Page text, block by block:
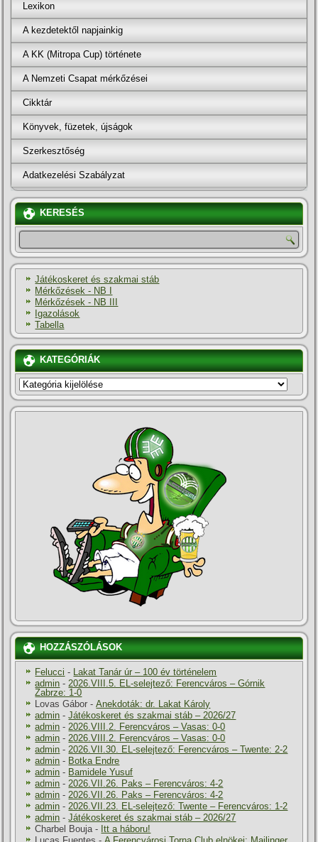
Lexikon
A kezdetektől napjainkig
A KK (Mitropa Cup) története
A Nemzeti Csapat mérkőzései
Cikktár
Könyvek, füzetek, újságok
Szerkesztőség
Adatkezelési Szabályzat
KERESÉS
Játékoskeret és szakmai stáb
Mérkőzések - NB I
Mérkőzések - NB III
Igazolások
Tabella
KATEGÓRIÁK
KATEGÓRIÁK
HOZZÁSZÓLÁSOK
Felucci - Lakat Tanár úr – 100 év történelem
admin -2026.VIII.5. EL-selejtező: Ferencváros – Górnik
Zabrze: 1-0
Lovas Gábor -Anekdoták: dr. Lakat Károly
admin -Játékoskeret és szakmai stáb – 2026/27
admin -2026.VIII.2. Ferencváros – Vasas: 0-0
admin -2026.VIII.2. Ferencváros – Vasas: 0-0
admin -2026.VII.30. EL-selejtező: Ferencváros – Twente: 2-2
admin - Botka Endre
admin - Bamidele Yusuf
admin -2026.VII.26. Paks – Ferencváros: 4-2
admin -2026.VII.26. Paks – Ferencváros: 4-2
admin -2026.VII.23. EL-selejtező: Twente – Ferencváros: 1-2
admin -Játékoskeret és szakmai stáb – 2026/27
Charbel Bouja- Itt a háboru!